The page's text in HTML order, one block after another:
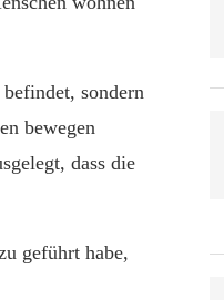
sondern
bewegen
dass die
geführt habe,